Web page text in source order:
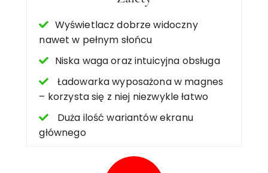
Wyświetlacz dobrze widoczny
nawet w pełnym słońcu
Niska waga oraz intuicyjna obsługa
Ładowarka wyposażona w magnes
– korzysta się z niej niezwykle łatwo
Duża ilość wariantów ekranu
głównego